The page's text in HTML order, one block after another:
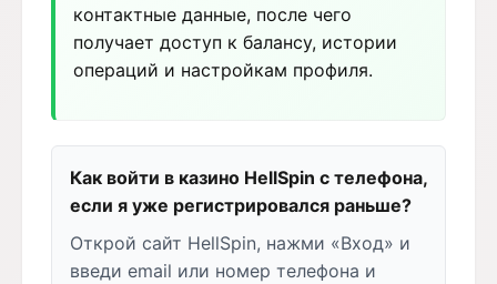
контактные данные, после чего
получает доступ к балансу, истории
операций и настройкам профиля.
Как войти в казино HellSpin с телефона,
если я уже регистрировался раньше?
Открой сайт HellSpin, нажми «Вход» и
введи email или номер телефона и